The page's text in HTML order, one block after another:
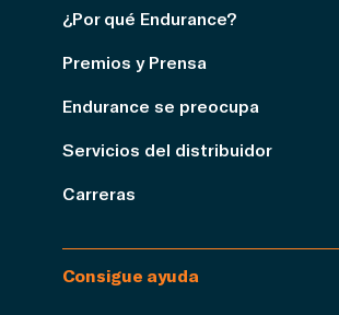
¿Por qué Endurance?
Premios y Prensa
Endurance se preocupa
Servicios del distribuidor
Carreras
Consigue ayuda